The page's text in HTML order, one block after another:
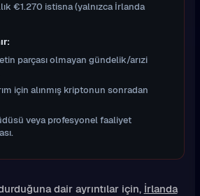
€1.270 istisna (yalnızca İrlanda
parçası olmayan gündelik/arızi
için alınmış kriptonun sonradan
veya profesyonel faaliyet
dair ayrıntılar için, İrlanda